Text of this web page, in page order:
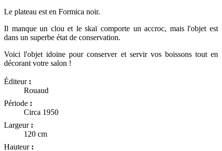
Le plateau est en Formica noir.
Il manque un clou et le skaï comporte un accroc, mais l'objet est
dans un superbe état de conservation.
Voici l'objet idoine pour conserver et servir vos boissons tout en
décorant votre salon !
Éditeur :
Rouaud
Période :
Circa 1950
Largeur :
120 cm
Hauteur :